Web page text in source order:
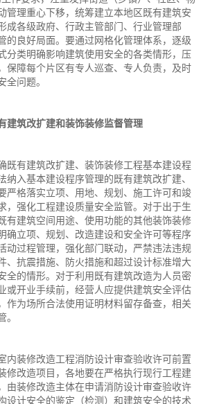
管理重心下移，统筹建立本地区既有建筑安
成各级政府、行政主管部门、行业管理部
的良好局面。要通过网格化管理体系，逐级
分类明确影响建筑使用安全的各类情形，压
保障每个片区有专人巡查、专人负责，及时
全问题。
筑改扩建和装饰装修监督管理
有建筑改扩建、装饰装修工程基本建设程
纳入基本建设程序管理的既有建筑改扩建、
严格落实立项、用地、规划、施工许可和竣
，强化工程建设质量安全监管。对于出于生
有建筑空间用途、使用功能的其他装饰装修
确立项、规划、改造建设和安全许可等程序
动过程管理，强化部门联动，严禁违法违规
、抗震措施、防火措施和超过设计标准增大
全的情形。对于利用既有建筑改造为人员密
或开业手续前，经营人应提供建筑安全评估
作为场所合法使用证明材料留存备查，相关
。
装修改造工程消防设计审查验收许可前置
修改造项目，各地要在严格执行现行工程建
由装修改造主体在申请消防设计审查验收许
设计安全的鉴定（检测）和建筑安全的技术